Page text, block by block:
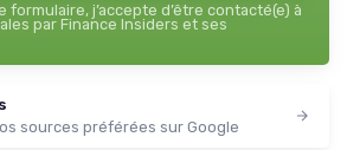
formulaire, j’accepte d’être contacté(e) à
par Finance Insiders et ses
sources préférées sur Google